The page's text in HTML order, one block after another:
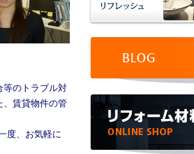
等のトラブル対
、賃貸物件の管
度、お気軽に